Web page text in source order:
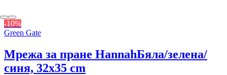
-10%
Green Gate
Мрежа за пране HannahБяла/зелена/
синя, 32x35 cm